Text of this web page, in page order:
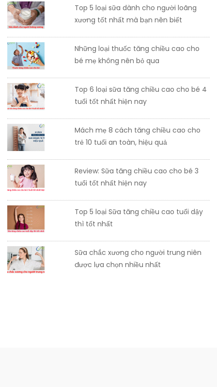
Top 5 loại sữa dành cho người loãng
xương tốt nhất mà bạn nên biết
Những loại thuốc tăng chiều cao cho
bé mẹ không nên bỏ qua
Top 6 loại sữa tăng chiều cao cho bé 4
tuổi tốt nhất hiện nay
Mách mẹ 8 cách tăng chiều cao cho
trẻ 10 tuổi an toàn, hiệu quả
Review: Sữa tăng chiều cao cho bé 3
tuổi tốt nhất hiện nay
Top 5 loại Sữa tăng chiều cao tuổi dậy
thì tốt nhất
Sữa chắc xương cho người trung niên
được lựa chọn nhiều nhất